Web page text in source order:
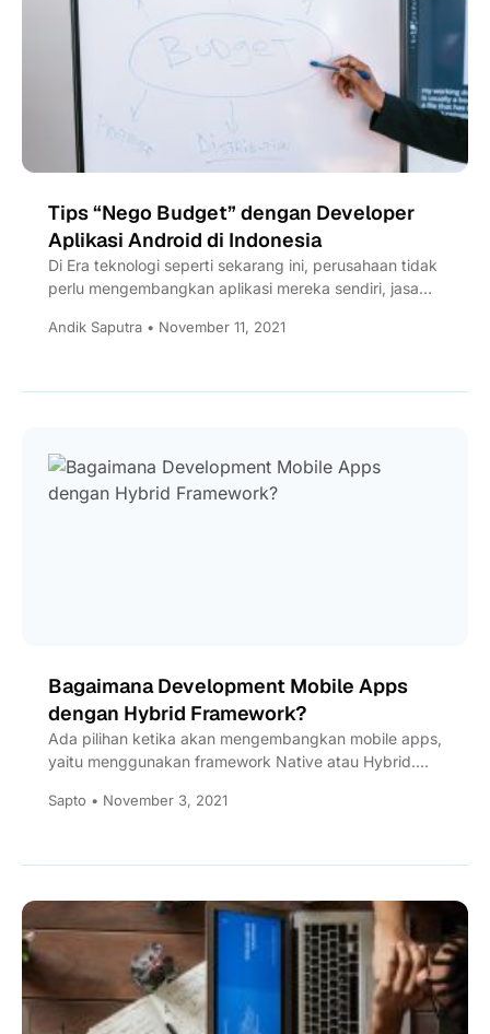
Tips “Nego Budget” dengan Developer
Aplikasi Android di Indonesia
Di Era teknologi seperti sekarang ini, perusahaan tidak
perlu mengembangkan aplikasi mereka sendiri, jasa
Andik Saputra • November 11, 2021
Bagaimana Development Mobile Apps
dengan Hybrid Framework?
Ada pilihan ketika akan mengembangkan mobile apps,
yaitu menggunakan framework Native atau Hybrid.
Sapto • November 3, 2021